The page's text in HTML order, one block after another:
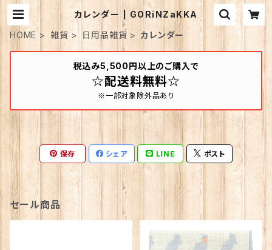
カレンダー | GORiNZaKKA
HOME
雑貨 日用品雑貨 カレンダー
税込み5,500円以上のご購入で
☆配送料無料☆
※一部対象除外品あり
保存 シェア LINE ポスト
セール商品